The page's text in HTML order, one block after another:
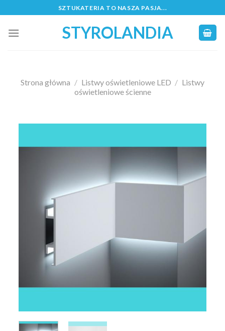
to
content
SZTUKATERIA TO NASZA PASJA...
STYROLANDIA
Strona główna / Listwy oświetleniowe LED / Listwy
oświetleniowe ścienne